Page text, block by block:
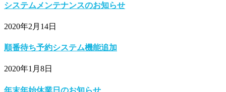
システムメンテナンスのお知らせ
2020年2月14日
順番待ち予約システム機能追加
2020年1月8日
年末年始休業日のお知らせ